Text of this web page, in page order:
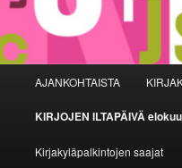
AJANKOHTAISTA
KIRJOJEN ILTAPÄIVÄ
Kirjakyläpalkintojen saajat